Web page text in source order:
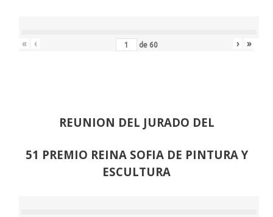
« ‹ de 60 › »
REUNION DEL JURADO DEL
51 PREMIO REINA SOFIA DE PINTURA Y
ESCULTURA